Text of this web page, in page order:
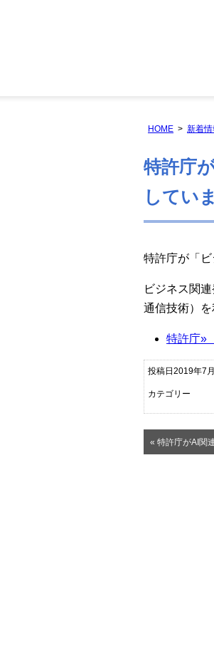
HOME 新着情
特許庁
してい
特許庁が「
ビジネス関
通信技術）を
特許庁»
投稿日2019年7
カテゴリー
« 特許庁がAI関